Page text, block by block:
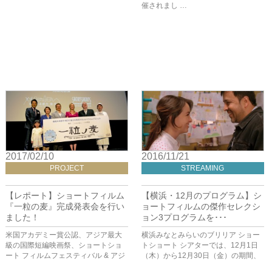
催されまし …
2017/02/10
PROJECT
【レポート】ショートフィルム
『一粒の麦』完成発表会を行い
ました！
米国アカデミー賞公認、アジア最大
級の国際短編映画祭、ショートショ
ート フィルムフェスティバル & アジ
2016/11/21
STREAMING
【横浜・12月のプログラム】シ
ョートフィルムの傑作セレクシ
ョン3プログラムを･･･
横浜みなとみらいのブリリア ショー
トショート シアターでは、12月1日
（木）から12月30日（金）の期間、